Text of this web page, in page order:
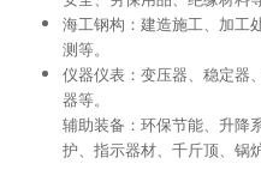
海工钢构：建造施工、加工
测等。
仪器仪表：变压器、稳定器
器等。
辅助装备：环保节能、升降
护、指示器材、千斤顶、锅